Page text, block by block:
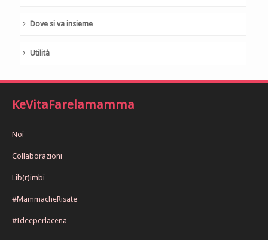
Dove si va insieme
Utilità
KeVitaFarelamamma
Noi
Collaborazioni
Lib(r)imbi
#MammacheRisate
#Ideeperlacena